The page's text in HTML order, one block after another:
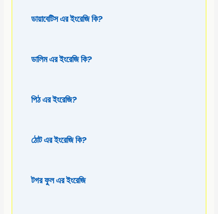
ডায়াবেটিস এর ইংরেজি কি?
ডালিম এর ইংরেজি কি?
পিঠ এর ইংরেজি?
ঠোট এর ইংরেজি কি?
টগর ফুল এর ইংরেজি